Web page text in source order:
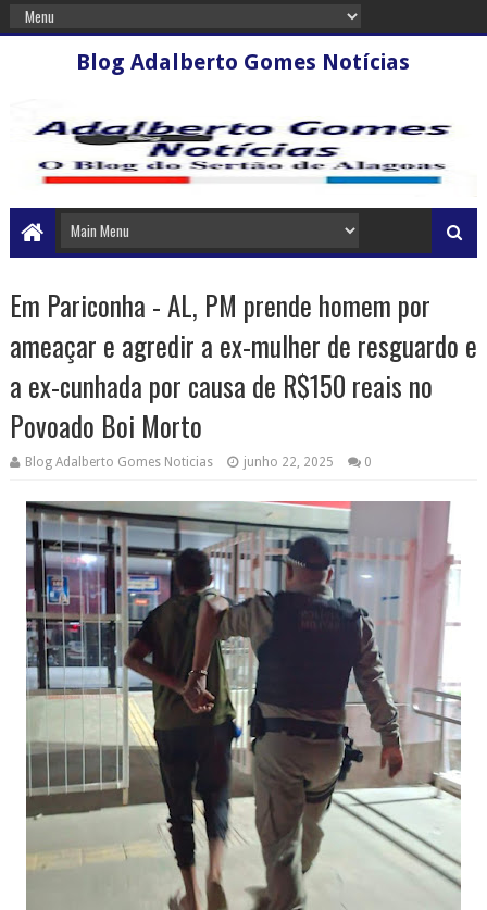
Blog Adalberto Gomes Notícias
Em Pariconha - AL, PM prende homem por
ameaçar e agredir a ex-mulher de resguardo e
a ex-cunhada por causa de R$150 reais no
Povoado Boi Morto
Blog Adalberto Gomes Noticias junho 22, 2025 0